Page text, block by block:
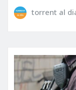
torrent al